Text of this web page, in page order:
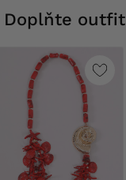
Doplňte outfit